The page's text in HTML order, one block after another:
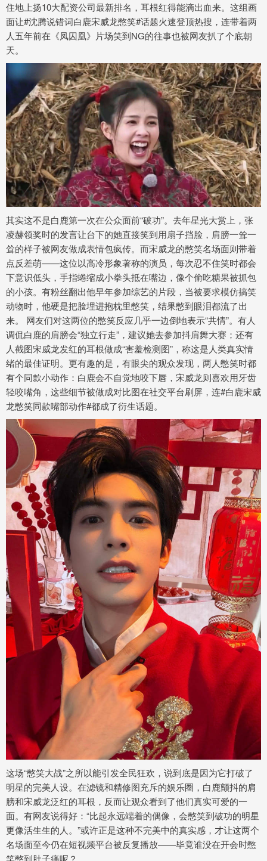
住地上扬10大配资公司最新排名，耳根红得能滴出血来。这组画
面让#沈腾说错词白鹿宋威龙憋笑#话题火速登顶热搜，连带着两
人五年前在《凤囚凰》片场笑到NG的往事也被网友扒了个底朝
天。
其实这不是白鹿第一次在公众面前“破功”。去年星光大赏上，张
凌赫领奖时的发言让台下的她直接笑到用扇子挡脸，肩膀一耸一
耸的样子被网友做成表情包疯传。而宋威龙的憋笑名场面则带着
点反差萌——这位以高冷形象著称的演员，每次忍不住笑时都会
下意识低头，手指蜷缩成小拳头抵在嘴边，像个偷吃糖果被抓包
的小孩。有粉丝翻出他早年参加综艺的片段，当被要求模仿搞笑
动物时，他硬是把脸埋进抱枕里憋笑，结果憋到眼泪都流了出
来。 网友们对这两位的憋笑反应几乎一边倒地表示“共情”。有人
调侃白鹿的肩膀会“独立行走”，建议她去参加抖肩舞大赛；还有
人截图宋威龙发红的耳根做成“害羞检测图”，称这是人类真实情
绪的最佳证明。更有趣的是，有眼尖的观众发现，两人憋笑时都
有个同款小动作：白鹿会不自觉地咬下唇，宋威龙则喜欢用牙齿
轻咬嘴角，这些细节被做成对比图在社交平台刷屏，连#白鹿宋威
龙憋笑同款嘴部动作#都成了衍生话题。
这场“憋笑大战”之所以能引发全民狂欢，说到底是因为它打破了
明星的完美人设。在滤镜和精修图充斥的娱乐圈，白鹿颤抖的肩
膀和宋威龙泛红的耳根，反而让观众看到了他们真实可爱的一
面。有网友说得好：“比起永远端着的偶像，会憋笑到破功的明星
更像活生生的人。”或许正是这种不完美中的真实感，才让这两个
名场面至今仍在短视频平台被反复播放——毕竟谁没在开会时憋
笑憋到肚子痛呢？